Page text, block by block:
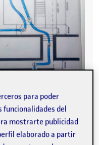
Personal
para poder
del
mostrarte publicidad
elaborado a partir